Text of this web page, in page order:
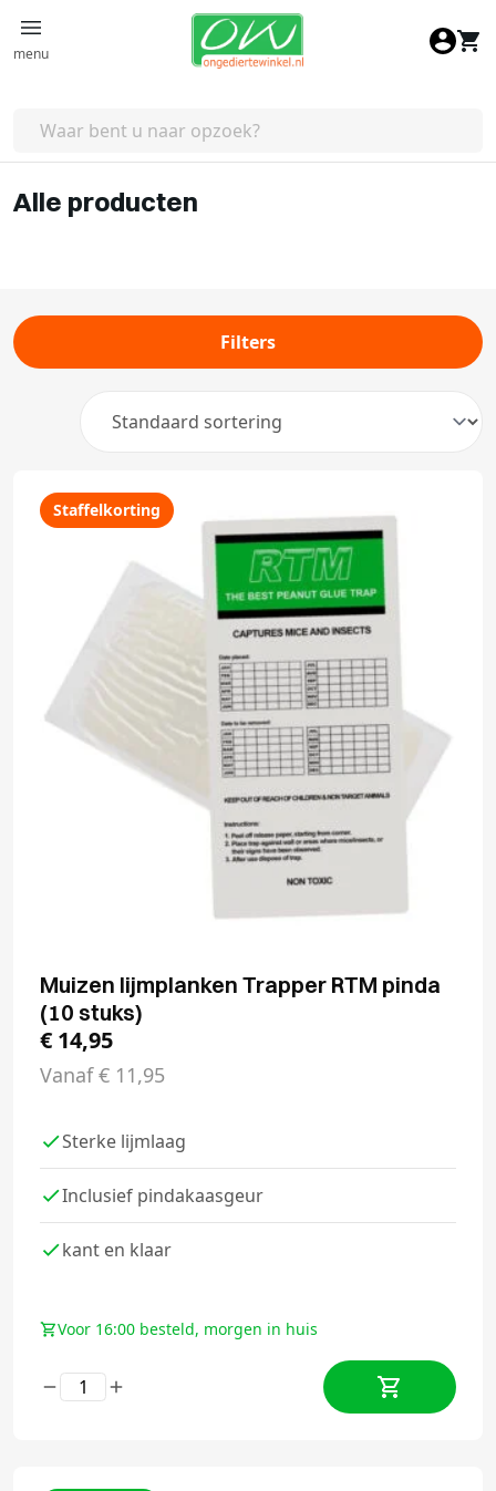
menu
Alle producten
Filters
Staffelkorting
Muizen lijmplanken Trapper RTM pinda
(10 stuks)
€ 14,95
Vanaf€ 11,95
Sterke lijmlaag
Inclusief pindakaasgeur
kant en klaar
Voor 16:00 besteld, morgen in huis